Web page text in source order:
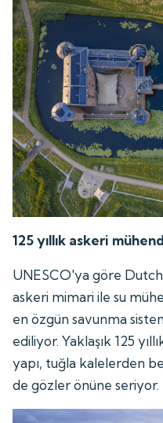
125 yıllık askeri
UNESCO'ya göre
askeri mimari ile su
en özgün savunma
ediliyor. Yaklaşık 125
yapı, tuğla kalelerden
de gözler önüne seriyor.